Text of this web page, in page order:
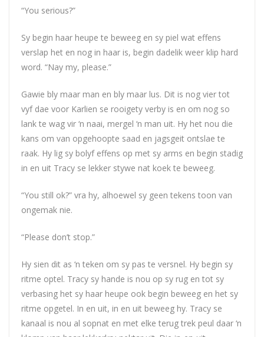
“You serious?”
Sy begin haar heupe te beweeg en sy piel wat effens
verslap het en nog in haar is, begin dadelik weer klip hard
word. “Nay my, please.”
Gawie bly maar man en bly maar lus. Dit is nog vier tot
vyf dae voor Karlien se rooigety verby is en om nog so
lank te wag vir ‘n naai, mergel ‘n man uit. Hy het nou die
kans om van opgehoopte saad en jagsgeit ontslae te
raak. Hy lig sy bolyf effens op met sy arms en begin stadig
in en uit Tracy se lekker stywe nat koek te beweeg.
“You still ok?” vra hy, alhoewel sy geen tekens toon van
ongemak nie.
“Please don’t stop.”
Hy sien dit as ‘n teken om sy pas te versnel. Hy begin sy
ritme optel. Tracy sy hande is nou op sy rug en tot sy
verbasing het sy haar heupe ook begin beweeg en het sy
ritme opgetel. In en uit, in en uit beweeg hy. Tracy se
kanaal is nou al sopnat en met elke terug trek peul daar ‘n